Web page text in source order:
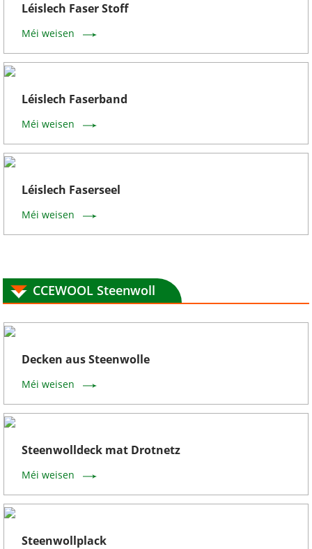
Léislech Faser Stoff
Méi weisen
Léislech Faserband
Méi weisen
Léislech Faserseel
Méi weisen
CCEWOOL Steenwoll
Decken aus Steenwolle
Méi weisen
Steenwolldeck mat Drotnetz
Méi weisen
Steenwollplack